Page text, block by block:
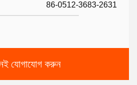
86-0512-3683-2631
যোগাযোগ করুন